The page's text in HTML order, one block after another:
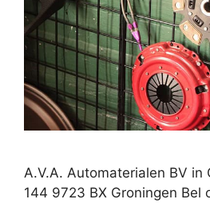
A.V.A. Automaterialen BV in
144 9723 BX Groningen Bel